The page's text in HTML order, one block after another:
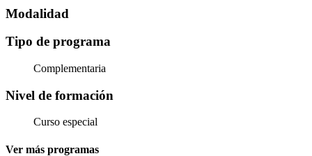
Modalidad
Tipo de programa
Complementaria
Nivel de formación
Curso especial
Ver más programas